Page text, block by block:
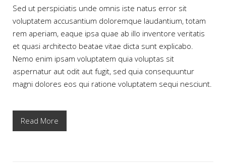
Sed ut perspiciatis unde omnis iste natus error sit
voluptatem accusantium doloremque laudantium, totam
rem aperiam, eaque ipsa quae ab illo inventore veritatis
et quasi architecto beatae vitae dicta sunt explicabo.
Nemo enim ipsam voluptatem quia voluptas sit
aspernatur aut odit aut fugit, sed quia consequuntur
magni dolores eos qui ratione voluptatem sequi nesciunt.
Read More